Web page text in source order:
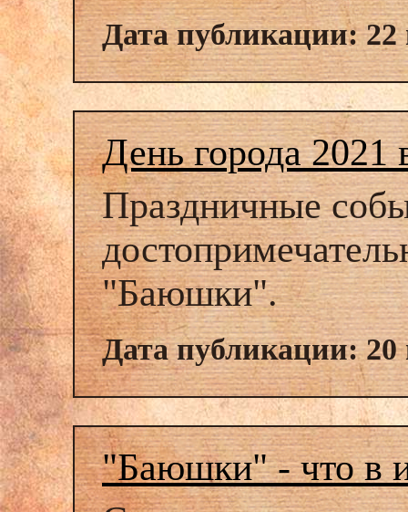
Дата публикации:
День города
Праздничные
"Баюшки".
Дата публикации:
"Баюшки" - что в